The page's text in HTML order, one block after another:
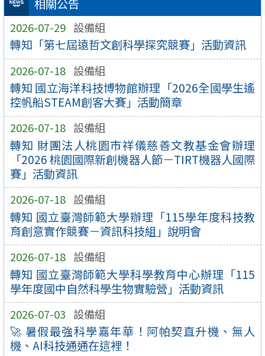
相關公告
2026-07-29 設備組
轉知「第七屆遠哲文創科學探究競賽」活動資訊
2026-07-18 設備組
轉知 國立海洋科技博物館辦理「2026全國學生遙
控帆船STEAM創客大賽」活動簡章
2026-07-18 設備組
轉知 財團法人桃園市祥儀慈善文教基金會辦理
「2026 桃園國際新創機器人節－TIRT機器人國際
賽」活動資訊
2026-07-18 設備組
轉知 國立臺灣師範大學辦理「115學年度科技教
育創意實作競賽－資訊科技組」說明會
2026-07-18 設備組
轉知 國立臺灣師範大學科學教育中心辦理「115
學年度國中自然科學生物實驗營」活動資訊
2026-07-03 設備組
🚀 暑假最強科學嘉年華！阿帕契直升機、無人
機、AI科技通通在這裡！